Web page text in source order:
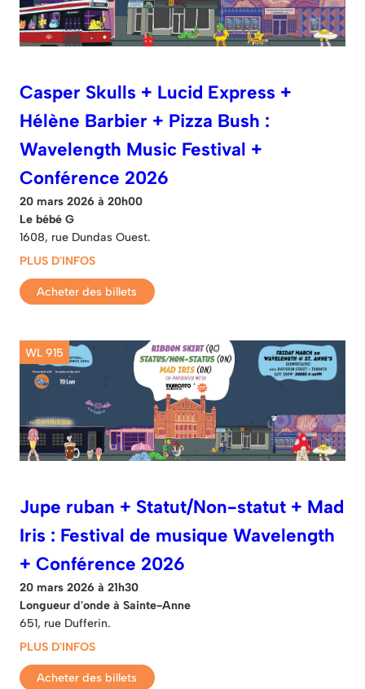
Casper Skulls + Lucid Express +
Hélène Barbier + Pizza Bush :
Wavelength Music Festival +
Conférence 2026
20 mars 2026 à 20h00
Le bébé G
1608, rue Dundas Ouest.
PLUS D'INFOS
Acheter des billets
WL 915
Jupe ruban + Statut/Non-statut + Mad
Iris : Festival de musique Wavelength
+ Conférence 2026
20 mars 2026 à 21h30
Longueur d'onde à Sainte-Anne
651, rue Dufferin.
PLUS D'INFOS
Acheter des billets